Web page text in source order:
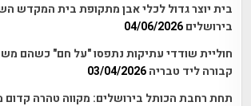
בית יוצר גדול לכלי אבן מתקופת בית המקדש
בירושלים 04/06/2026
חוליית שודדי עתיקות נתפסו "על חם" כשהם
קבורה ליד טבריה 03/04/2026
תחת רחבת הכותל בירושלים: מקווה טהרה קדום